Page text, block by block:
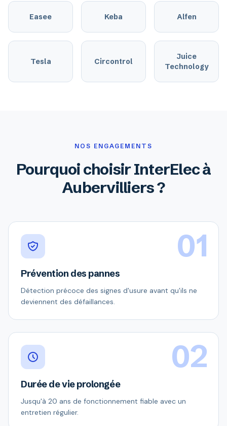
Easee Keba Alfen
Tesla Circontrol
Juice
Technology
NOS ENGAGEMENTS
Pourquoi choisir InterElec à
Aubervilliers ?
01
Prévention des pannes
Détection précoce des signes d'usure avant qu'ils ne
deviennent des défaillances.
02
Durée de vie prolongée
Jusqu'à 20 ans de fonctionnement fiable avec un
entretien régulier.